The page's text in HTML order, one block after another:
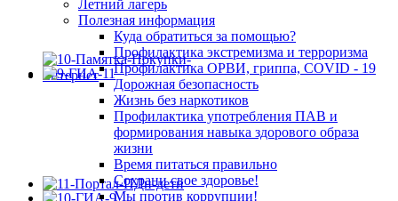
Летний лагерь
Полезная информация
Куда обратиться за помощью?
Профилактика экстремизма и терроризма
Профилактика ОРВИ, гриппа, COVID - 19
Дорожная безопасность
Жизнь без наркотиков
Профилактика употребления ПАВ и
формирования навыка здорового образа
жизни
Время питаться правильно
Сохрани свое здоровье!
Мы против коррупции!